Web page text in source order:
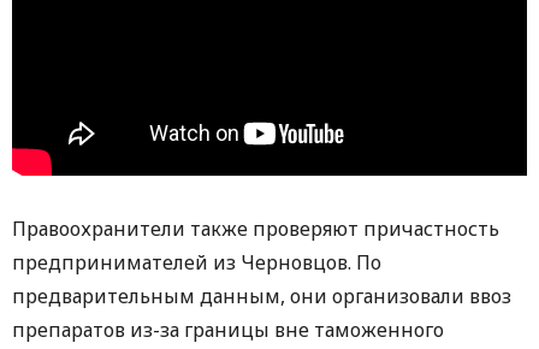
Правоохранители также проверяют причастность
предпринимателей из Черновцов. По
предварительным данным, они организовали ввоз
препаратов из-за границы вне таможенного